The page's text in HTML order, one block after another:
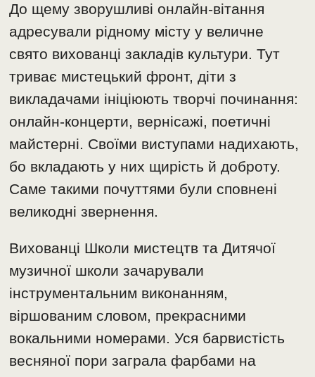
До щему зворушливі онлайн-вітання
адресували рідному місту у величне
свято вихованці закладів культури. Тут
триває мистецький фронт, діти з
викладачами ініціюють творчі починання:
онлайн-концерти, вернісажі, поетичні
майстерні. Своїми виступами надихають,
бо вкладають у них щирість й доброту.
Саме такими почуттями були сповнені
великодні звернення.
Вихованці Школи мистецтв та Дитячої
музичної школи зачарували
інструментальним виконанням,
віршованим словом, прекрасними
вокальними номерами. Уся барвистість
весняної пори заграла фарбами на